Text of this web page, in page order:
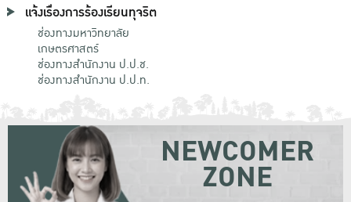
แจ้งเรื่องการร้องเรียนทุจริต
ช่องทางมหาวิทยาลัย
เกษตรศาสตร์
ช่องทางสำนักงาน ป.ป.ช.
ช่องทางสำนักงาน ป.ป.ท.
NEWCOMER
ZONE